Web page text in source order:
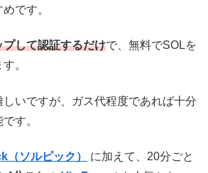
です。
プして認証するだけで、無料でSOLを
。
いですが、ガス代程度であれば十分
す。
（ソルピック）
に加えて、20分ごと